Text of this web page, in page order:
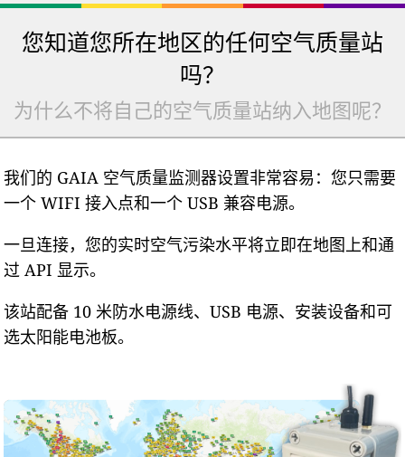
您知道您所在地区的任何空气质量站
吗？
为什么不将自己的空气质量站纳入地图呢？
我们的 GAIA 空气质量监测器设置非常容易：您只需要
一个 WIFI 接入点和一个 USB 兼容电源。
一旦连接，您的实时空气污染水平将立即在地图上和通
过 API 显示。
该站配备 10 米防水电源线、USB 电源、安装设备和可
选太阳能电池板。